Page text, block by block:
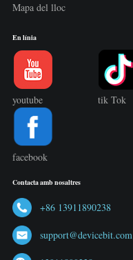
Mapa del lloc
En línia
youtube tik Tok
facebook
Contacta amb nosaltres
+86 13911890238
support@devicebit.com